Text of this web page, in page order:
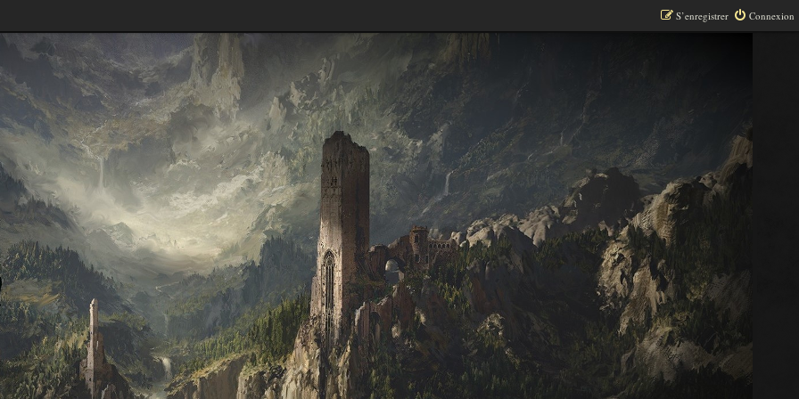
Connexion
S’enregistrer